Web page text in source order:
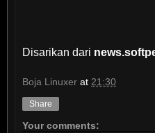
Disarikan dari
Boja Linuxer at21:30
Share
Your comments: